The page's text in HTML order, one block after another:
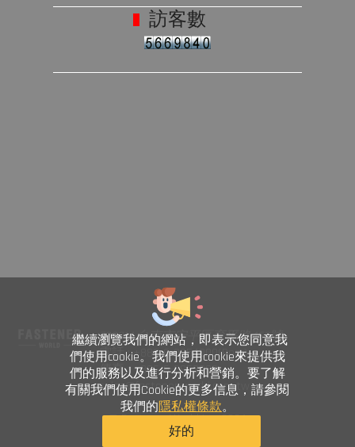
繼續瀏覽我們的網站，即表示您同意我
們使用cookie。我們使用cookie來提供我
們的服務以及進行分析和營銷。要了解
有關我們使用Cookie的更多信息，請參閱
我們的隱私權條款。
好的
訪客數
708014 台南市安平區育平路469號
電話 : +886-6-2954000(Rep.)
傳真 : +886-6-2953939
sales@fastener-world.com.tw
© Fastener World Inc. 2024